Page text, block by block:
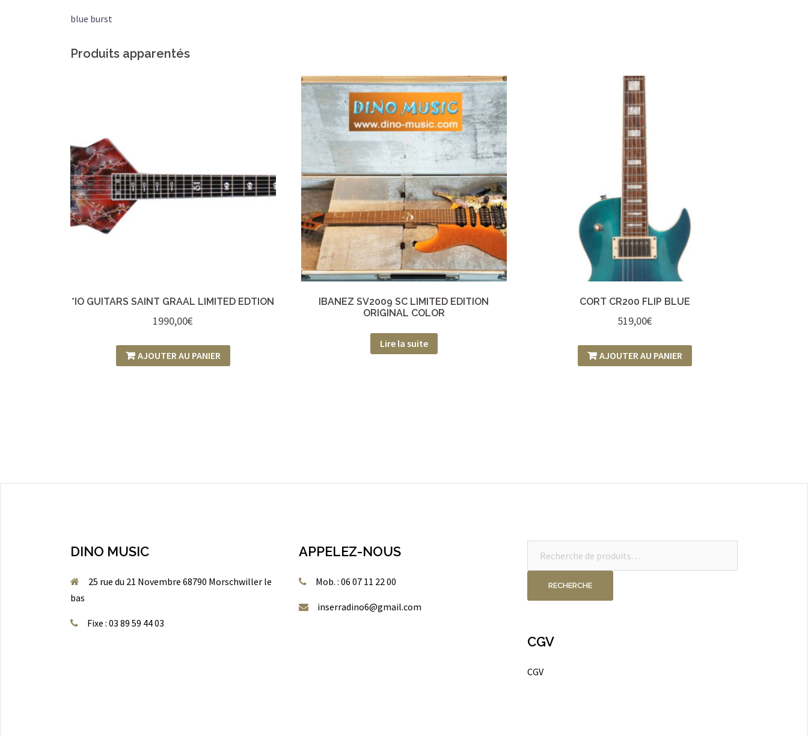
blue burst
Produits apparentés
*IO GUITARS SAINT GRAAL LIMITED EDTION
1990,00€
AJOUTER AU PANIER
IBANEZ SV2009 SC LIMITED EDITION
ORIGINAL COLOR
Lire la suite
CORT CR200 FLIP BLUE
519,00€
AJOUTER AU PANIER
DINO MUSIC
25 rue du 21 Novembre 68790 Morschwiller le
bas
Fixe : 03 89 59 44 03
APPELEZ-NOUS
Mob. : 06 07 11 22 00
inserradino6@gmail.com
RECHERCHE
CGV
CGV